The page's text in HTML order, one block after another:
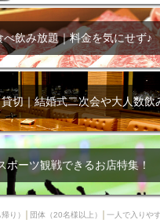
ッピーアワー
アグー豚 プ
み放題付きコース3000円
肉の
リン一番搾り
エビ カレー
レルギー対応可能
牧志駅周辺
イエット中におススメ
沖縄そ
ファー
激辛料理 石垣牛
ァーストフード
スペシャルデ
クリーン
スペインバル・イタ
カフェ ジビエ 安里
分煙 少人数
べ飲み放題｜料金を気にせず♪
切｜結婚式二次会や大人数飲
ポーツ観戦できるお店特集！
り） 団体（20名様以上） 一人で入りや